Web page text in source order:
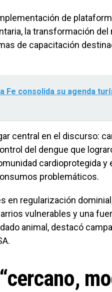
de
la transformación del
de capacitación
Fe consolida su agenda
central en el discurso:
del dengue que
cardioprotegida
problemáticos.
en regularización
vulnerables y una
animal, destacó